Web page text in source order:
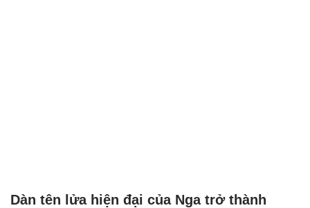
Dàn tên lửa hiện đại của Nga trở thành